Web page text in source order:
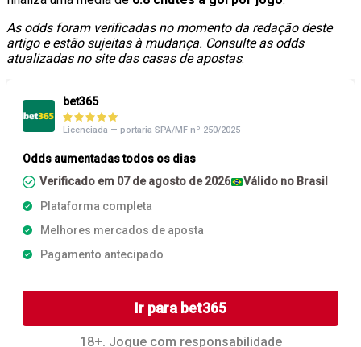
As odds foram verificadas no momento da redação deste
artigo e estão sujeitas à mudança. Consulte as odds
atualizadas no site das casas de apostas.